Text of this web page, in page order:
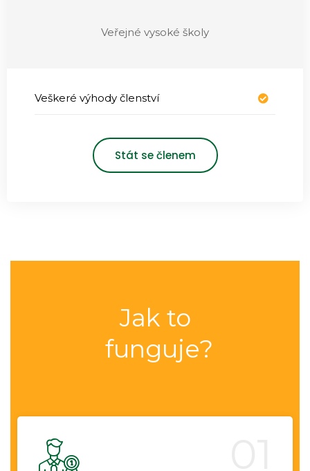
Veřejné vysoké školy
Veškeré výhody členství
Stát se členem
Jak to
funguje?